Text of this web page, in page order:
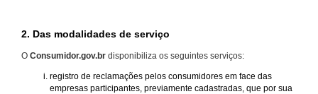
2. Das modalidades de serviço
O Consumidor.gov.br disponibiliza os seguintes serviços:
registro de reclamações pelos consumidores em face das
empresas participantes, previamente cadastradas, que por sua